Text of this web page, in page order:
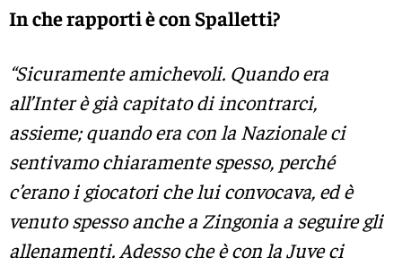
In che rapporti è con Spalletti?
“Sicuramente amichevoli. Quando era
all’Inter è già capitato di incontrarci,
assieme; quando era con la Nazionale ci
sentivamo chiaramente spesso, perché
c’erano i giocatori che lui convocava, ed è
venuto spesso anche a Zingonia a seguire gli
allenamenti. Adesso che è con la Juve ci